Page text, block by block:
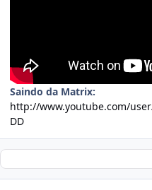
Saindo da Matrix:
http://www.youtube.com/
DD